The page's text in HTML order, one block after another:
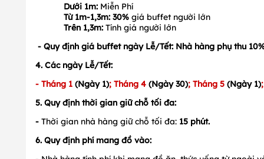
Dưới 1m: Miễn Phí
Từ 1m-1,3m: 30% giá buffet người lớn
Trên 1,3m: Tính giá người lớn
- Quy định giá buffet ngày Lễ/Tết: Nhà hàng phụ thu
4. Các ngày Lễ/Tết:
- Tháng 1 (Ngày 1); Tháng 4 (Ngày 30); Tháng 5 (Ngày 1)
5. Quy định thời gian giữ chỗ tối đa:
- Thời gian nhà hàng giữ chỗ tối đa: 15 phút.
6. Quy định phí mang đồ vào: